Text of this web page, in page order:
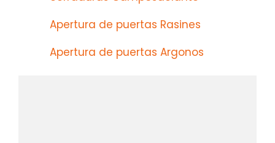
Apertura de puertas Rasines
Apertura de puertas Argonos